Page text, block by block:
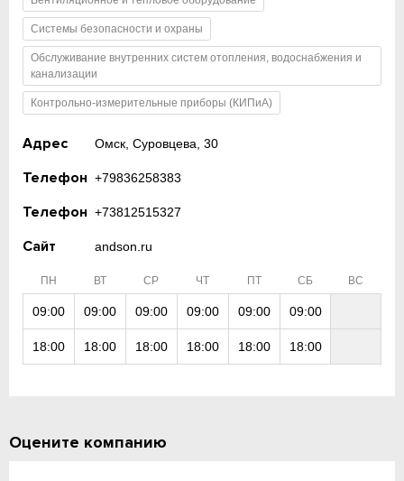
Системы безопасности и охраны
Обслуживание внутренних систем отопления, водоснабжения и
канализации
Контрольно-измерительные приборы (КИПиА)
Адрес Омск, Суровцева, 30
Телефон +79836258383
Телефон +73812515327
Сайт andson.ru
ПН ВТ СР ЧТ ПТ СБ ВС
09:00 09:00 09:00 09:00 09:00 09:00
18:00 18:00 18:00 18:00 18:00 18:00
Оцените компанию